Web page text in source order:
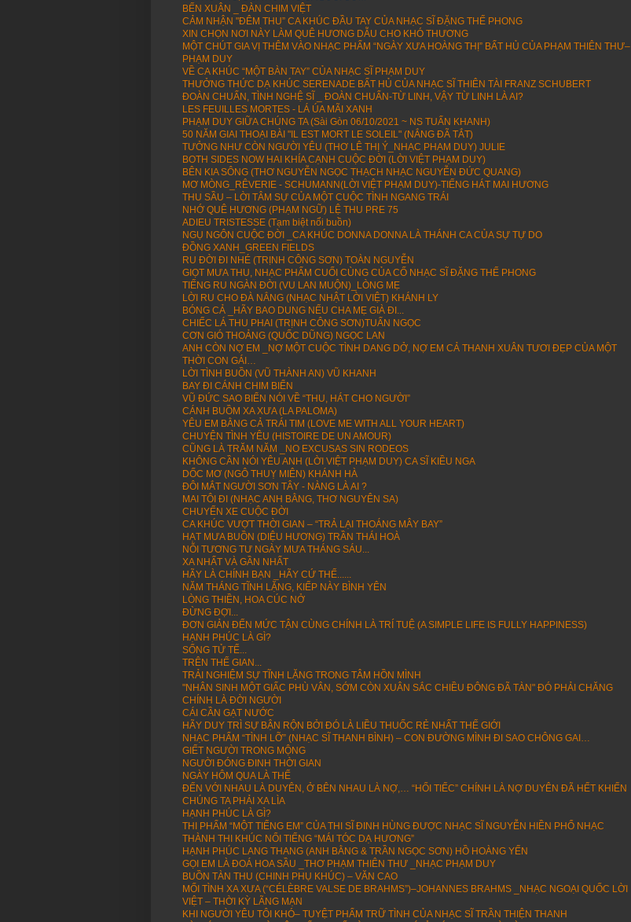
BẾN XUÂN _ ĐÀN CHIM VIỆT
CẢM NHẬN "ĐÊM THU” CA KHÚC ĐẦU TAY CỦA NHẠC SĨ ĐẶNG THẾ PHONG
XIN CHỌN NƠI NÀY LÀM QUÊ HƯƠNG DẪU CHO KHÓ THƯƠNG
MỘT CHÚT GIA VỊ THÊM VÀO NHẠC PHẨM “NGÀY XƯA HOÀNG THỊ” BẤT HỦ CỦA PHẠM THIÊN THƯ–
PHẠM DUY
VỀ CA KHÚC “MỘT BÀN TAY” CỦA NHẠC SĨ PHẠM DUY
THƯỞNG THỨC DẠ KHÚC SERENADE BẤT HỦ CỦA NHẠC SĨ THIÊN TÀI FRANZ SCHUBERT
ĐOÀN CHUẨN, TÌNH NGHỆ SĨ _ ĐOÀN CHUẨN-TỪ LINH, VẬY TỪ LINH LÀ AI?
LES FEUILLES MORTES - LÁ ÚA MÃI XANH
PHẠM DUY GIỮA CHÚNG TA (Sài Gòn 06/10/2021 ~ NS TUẤN KHANH)
50 NĂM GIAI THOẠI BÀI "IL EST MORT LE SOLEIL" (NẮNG ĐÃ TẮT)
TƯỞNG NHƯ CÒN NGƯỜI YÊU (THƠ LÊ THỊ Ý_NHẠC PHẠM DUY) JULIE
BOTH SIDES NOW HAI KHÍA CẠNH CUỘC ĐỜI (LỜI VIỆT PHẠM DUY)
BÊN KIA SÔNG (THƠ NGUYỄN NGỌC THẠCH NHẠC NGUYỄN ĐỨC QUANG)
MƠ MÒNG_RÊVERIE - SCHUMANN(LỜI VIỆT PHẠM DUY)-TIẾNG HÁT MAI HƯƠNG
THU SẦU – LỜI TÂM SỰ CỦA MỘT CUỘC TÌNH NGANG TRÁI
NHỚ QUÊ HƯƠNG (PHẠM NGỮ) LỆ THU PRE 75
ADIEU TRISTESSE (Tạm biệt nổi buồn)
NGỤ NGÔN CUỘC ĐỜI _CA KHÚC DONNA DONNA LÀ THÁNH CA CỦA SỰ TỰ DO
ĐỒNG XANH_GREEN FIELDS
RU ĐỜI ĐI NHÉ (TRỊNH CÔNG SƠN) TOÀN NGUYỄN
GIỌT MƯA THU, NHẠC PHẨM CUỐI CÙNG CỦA CỐ NHẠC SĨ ĐẶNG THẾ PHONG
TIẾNG RU NGÀN ĐỜI (VU LAN MUỘN)_LÒNG MẸ
LỜI RU CHO ĐÀ NẲNG (NHẠC NHẬT LỜI VIỆT) KHÁNH LY
BÓNG CẢ _HÃY BAO DUNG NẾU CHA MẸ GIÀ ĐI...
CHIẾC LÁ THU PHAI (TRỊNH CÔNG SƠN)TUẤN NGỌC
CƠN GIÓ THOẢNG (QUỐC DŨNG) NGỌC LAN
ANH CÒN NỢ EM _NỢ MỘT CUỘC TÌNH DANG DỞ, NỢ EM CẢ THANH XUÂN TƯƠI ĐẸP CỦA MỘT
THỜI CON GÁI…
LỜI TÌNH BUỒN (VŨ THÀNH AN) VŨ KHANH
BAY ĐI CÁNH CHIM BIỂN
VŨ ĐỨC SAO BIỂN NÓI VỀ “THU, HÁT CHO NGƯỜI”
CÁNH BUỒM XA XƯA (LA PALOMA)
YÊU EM BẰNG CẢ TRÁI TIM (LOVE ME WITH ALL YOUR HEART)
CHUYỆN TÌNH YÊU (HISTOIRE DE UN AMOUR)
CŨNG LÀ TRĂM NĂM _NO EXCUSAS SIN RODEOS
KHÔNG CẦN NÓI YÊU ANH (LỜI VIỆT PHẠM DUY) CA SĨ KIỀU NGA
DỐC MƠ (NGÔ THUỴ MIÊN) KHÁNH HÀ
ĐÔI MẮT NGƯỜI SƠN TÂY - NÀNG LÀ AI ?
MAI TÔI ĐI (NHẠC ANH BẰNG, THƠ NGUYÊN SA)
CHUYẾN XE CUỘC ĐỜI
CA KHÚC VƯỢT THỜI GIAN – “TRẢ LẠI THOÁNG MÂY BAY”
HẠT MƯA BUỒN (DIỆU HƯƠNG) TRẦN THÁI HOÀ
NỖI TƯƠNG TƯ NGÀY MƯA THÁNG SÁU...
XA NHẤT VÀ GẦN NHẤT
HÃY LÀ CHÍNH BẠN _HÃY CỨ THẾ......
NĂM THÁNG TĨNH LẶNG, KIẾP NÀY BÌNH YÊN
LÒNG THIỀN, HOA CÚC NỞ
ĐỪNG ĐỢI...
ĐƠN GIẢN ĐẾN MỨC TẬN CÙNG CHÍNH LÀ TRÍ TUỆ (A SIMPLE LIFE IS FULLY HAPPINESS)
HẠNH PHÚC LÀ GÌ?
SỐNG TỬ TẾ...
TRÊN THẾ GIAN...
TRẢI NGHIỆM SỰ TĨNH LẶNG TRONG TÂM HỒN MÌNH
"NHÂN SINH MỘT GIẤC PHÙ VÂN, SỚM CÒN XUÂN SẮC CHIỀU ĐÔNG ĐÃ TÀN" ĐÓ PHẢI CHĂNG
CHÍNH LÀ ĐỜI NGƯỜI
CÁI CẦN GẠT NƯỚC
HÃY DUY TRÌ SỰ BẬN RỘN BỞI ĐÓ LÀ LIỀU THUỐC RẺ NHẤT THẾ GIỚI
NHẠC PHẨM “TÌNH LỠ” (NHẠC SĨ THANH BÌNH) – CON ĐƯỜNG MÌNH ĐI SAO CHÔNG GAI…
GIẾT NGƯỜI TRONG MỘNG
NGƯỜI ĐÓNG ĐINH THỜI GIAN
NGÀY HÔM QUA LÀ THẾ
ĐẾN VỚI NHAU LÀ DUYÊN, Ở BÊN NHAU LÀ NỢ,… “HỐI TIẾC” CHÍNH LÀ NỢ DUYÊN ĐÃ HẾT KHIẾN
CHÚNG TA PHẢI XA LÌA
HẠNH PHÚC LÀ GÌ?
THI PHẨM “MỘT TIẾNG EM” CỦA THI SĨ ĐINH HÙNG ĐƯỢC NHẠC SĨ NGUYỄN HIỀN PHỔ NHẠC
THÀNH THI KHÚC NỔI TIẾNG “MÁI TÓC DẠ HƯƠNG”
HẠNH PHÚC LANG THANG (ANH BẰNG & TRẦN NGỌC SƠN) HỒ HOÀNG YẾN
GỌI EM LÀ ĐOÁ HOA SẦU _THƠ PHẠM THIÊN THƯ _NHẠC PHẠM DUY
BUỒN TÀN THU (CHINH PHỤ KHÚC) – VĂN CAO
MỐI TÌNH XA XƯA (“CÉLÈBRE VALSE DE BRAHMS”)–JOHANNES BRAHMS _NHẠC NGOẠI QUỐC LỜI
VIỆT – THỜI KỲ LÃNG MẠN
KHI NGƯỜI YÊU TÔI KHÓ– TUYỆT PHẨM TRỮ TÌNH CỦA NHẠC SĨ TRẦN THIỆN THANH